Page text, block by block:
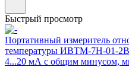
Быстрый просмотр
Портативный измеритель
температуры ИВТМ-7Н-01-2В
4...20 мА с общим минусом,